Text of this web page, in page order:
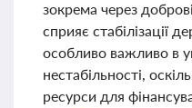
зокрема через
сприяє стабілізації
особливо важливо в
нестабільності,
ресурси для